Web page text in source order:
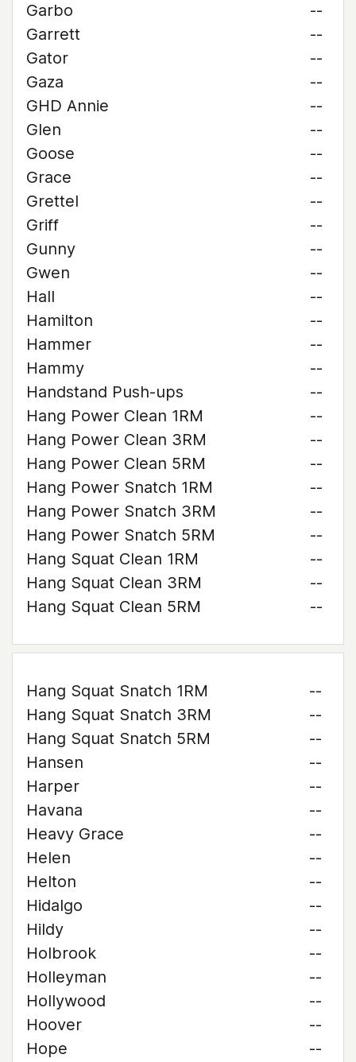
Garbo
--
Garrett
--
Gator
--
Gaza
--
GHD Annie
--
Glen
--
Goose
--
Grace
--
Grettel
--
Griff
--
Gunny
--
Gwen
--
Hall
--
Hamilton
--
Hammer
--
Hammy
--
Handstand Push-ups
--
Hang Power Clean 1RM
--
Hang Power Clean 3RM
--
Hang Power Clean 5RM
--
Hang Power Snatch 1RM
--
Hang Power Snatch 3RM
--
Hang Power Snatch 5RM
--
Hang Squat Clean 1RM
--
Hang Squat Clean 3RM
--
Hang Squat Clean 5RM
--
Hang Squat Snatch 1RM
--
Hang Squat Snatch 3RM
--
Hang Squat Snatch 5RM
--
Hansen
--
Harper
--
Havana
--
Heavy Grace
--
Helen
--
Helton
--
Hidalgo
--
Hildy
--
Holbrook
--
Holleyman
--
Hollywood
--
Hoover
--
Hope
--